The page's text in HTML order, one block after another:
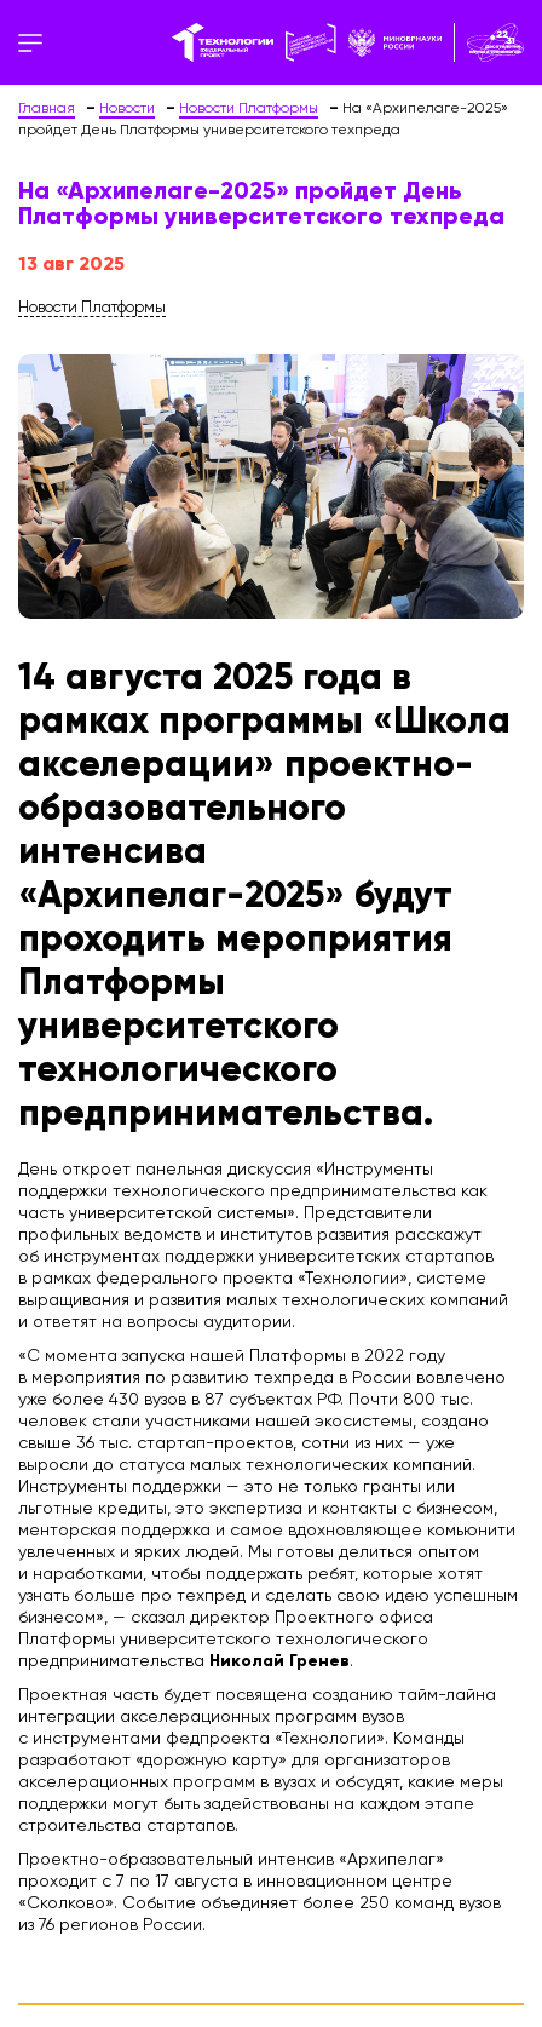
Главная Новости Новости Платформы
На «Архипелаге-2025»
пройдет День Платформы университетского техпреда
На «Архипелаге-2025» пройдет День
Платформы университетского техпреда
13 авг 2025
Новости Платформы
14 августа 2025 года в
рамках программы «Школа
акселерации» проектно-
образовательного
интенсива
«Архипелаг-2025» будут
проходить мероприятия
Платформы
университетского
технологического
предпринимательства.
День откроет панельная дискуссия «Инструменты
поддержки технологического предпринимательства как
часть университетской системы». Представители
профильных ведомств и институтов развития расскажут
об инструментах поддержки университетских стартапов
в рамках федерального проекта «Технологии», системе
выращивания и развития малых технологических компаний
и ответят на вопросы аудитории.
«С момента запуска нашей Платформы в 2022 году
в мероприятия по развитию техпреда в России вовлечено
уже более 430 вузов в 87 субъектах РФ. Почти 800 тыс.
человек стали участниками нашей экосистемы, создано
свыше 36 тыс. стартап-проектов, сотни из них — уже
выросли до статуса малых технологических компаний.
Инструменты поддержки — это не только гранты или
льготные кредиты, это экспертиза и контакты с бизнесом,
менторская поддержка и самое вдохновляющее комьюнити
увлеченных и ярких людей. Мы готовы делиться опытом
и наработками, чтобы поддержать ребят, которые хотят
узнать больше про техпред и сделать свою идею успешным
бизнесом», — сказал директор Проектного офиса
Платформы университетского технологического
предпринимательства Николай Гренев.
Проектная часть будет посвящена созданию тайм-лайна
интеграции акселерационных программ вузов
с инструментами федпроекта «Технологии». Команды
разработают «дорожную карту» для организаторов
акселерационных программ в вузах и обсудят, какие меры
поддержки могут быть задействованы на каждом этапе
строительства стартапов.
Проектно-образовательный интенсив «Архипелаг»
проходит с 7 по 17 августа в инновационном центре
«Сколково». Событие объединяет более 250 команд вузов
из 76 регионов России.